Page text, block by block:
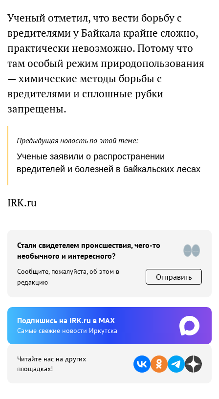
Ученый отметил, что вести борьбу с
вредителями у Байкала крайне сложно,
практически невозможно. Потому что
там особый режим природопользования
— химические методы борьбы с
вредителями и сплошные рубки
запрещены.
Предыдущая новость по этой теме:
Ученые заявили о распространении
вредителей и болезней в байкальских лесах
IRK.ru
Стали свидетелем происшествия, чего-то
необычного и интересного?
Сообщите, пожалуйста, об этом в
редакцию
Отправить
Подпишиcь на IRK.ru в MAX
Cамые свежие новости Иркутска
Читайте нас на других
площадках!